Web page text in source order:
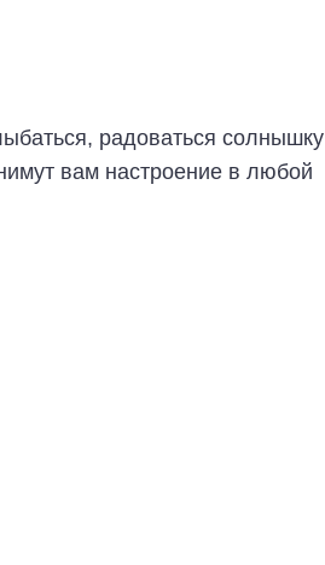
радоваться солнышку
вам настроение в любой